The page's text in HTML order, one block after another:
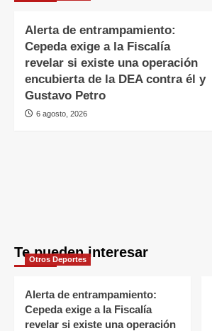
Alerta de entrampamiento:
Cepeda exige a la Fiscalía
revelar si existe una operación
encubierta de la DEA contra él y
Gustavo Petro
6 agosto, 2026
Te pueden interesar
Otros Deportes
Alerta de entrampamiento:
Cepeda exige a la Fiscalía
revelar si existe una operación